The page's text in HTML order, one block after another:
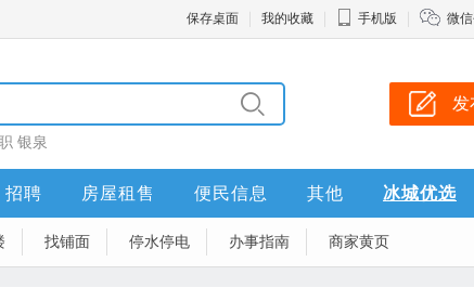
保存桌面 我的收藏 手机版 微
银泉
发
招聘 房屋租售 便民信息 其他 冰城优选
找铺面 停水停电 办事指南 商家黄页